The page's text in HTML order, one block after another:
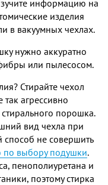
информацию на
изделия
в вакуумных чехлах.
нужно аккуратно
или пылесосом.
Стирайте чехол
агрессивно
стирального порошка.
вид чехла при
не совершить
по выбору подушки.
пенополиуретана и
поэтому стирка